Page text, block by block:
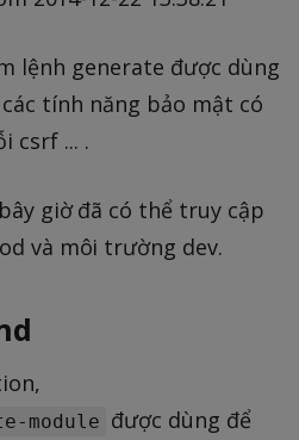
lệnh generate được dùng
tính năng bảo mật có
csrf ... .
giờ đã có thể truy cập
và môi trường dev.
module được dùng để